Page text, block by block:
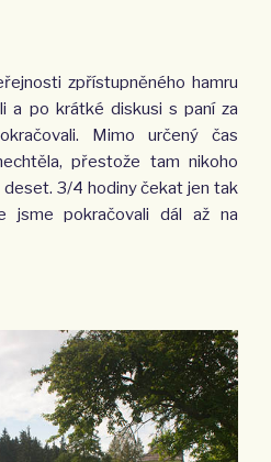
zpřístupněného hamru
a po krátké diskusi s paní za
Mimo určený čas
přestože tam nikoho
deset. 3/4 hodiny čekat jen tak
jsme pokračovali dál až na